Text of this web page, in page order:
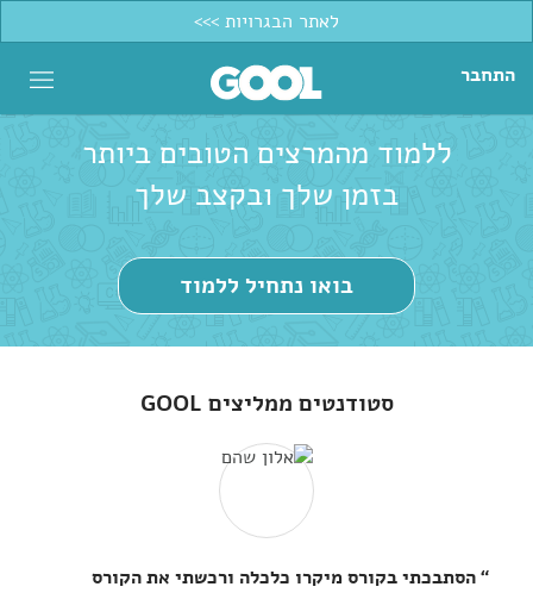
לאתר הבגרויות >>>
התחבר
ללמוד מהמרצים הטובים ביותר
בזמן שלך ובקצב שלך
בואו נתחיל ללמוד
סטודנטים ממליצים GOOL
“ הסתבכתי בקורס מיקרו כלכלה ורכשתי את הקורס